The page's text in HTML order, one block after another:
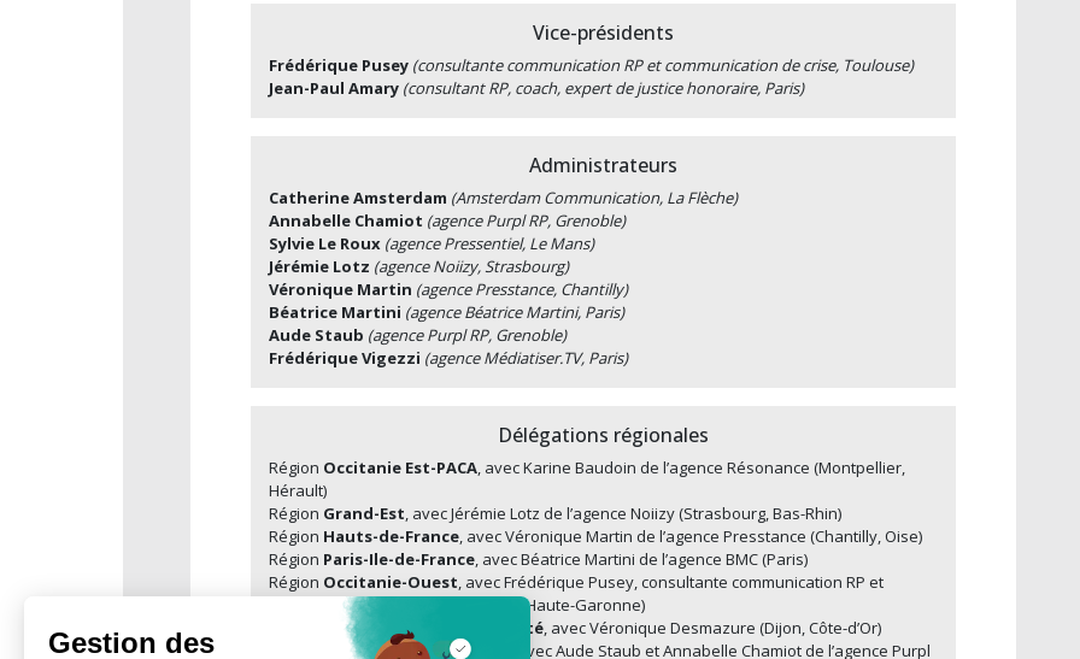
Vice-présidents
Frédérique Pusey (consultante communication RP et communication de crise, Toulouse)
Jean-Paul Amary (consultant RP, coach, expert de justice honoraire, Paris)
Administrateurs
Catherine Amsterdam (Amsterdam Communication, La Flèche)
Annabelle Chamiot (agence Purpl RP, Grenoble)
Sylvie Le Roux (agence Pressentiel, Le Mans)
Jérémie Lotz (agence Noiizy, Strasbourg)
Véronique Martin (agence Presstance, Chantilly)
Béatrice Martini (agence Béatrice Martini, Paris)
Aude Staub (agence Purpl RP, Grenoble)
Frédérique Vigezzi (agence Médiatiser.TV, Paris)
Délégations régionales
Région Occitanie Est-PACA, avec Karine Baudoin de l’agence Résonance (Montpellier,
Hérault)
Région Grand-Est, avec Jérémie Lotz de l’agence Noiizy (Strasbourg, Bas-Rhin)
Région Hauts-de-France, avec Véronique Martin de l’agence Presstance (Chantilly, Oise)
Région Paris-Ile-de-France, avec Béatrice Martini de l’agence BMC (Paris)
Région Occitanie-Ouest, avec Frédérique Pusey, consultante communication RP et
communication de crise (Toulouse, Haute-Garonne)
Bourgogne Franche-Comté, avec Véronique Desmazure (Dijon, Côte-d’Or)
Auvergne-Rhône-Alpes , avec Aude Staub et Annabelle Chamiot de l’agence Purpl